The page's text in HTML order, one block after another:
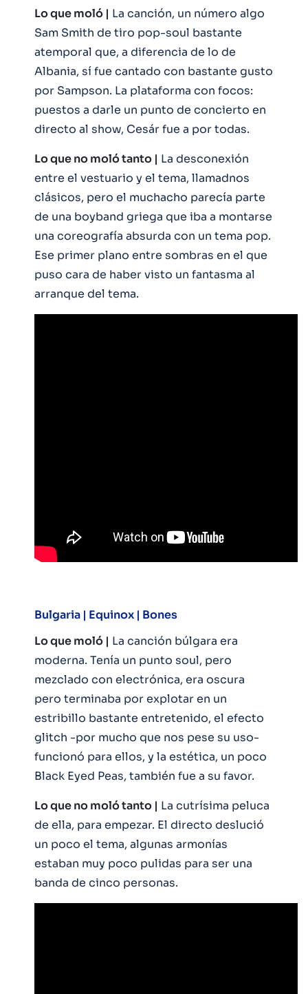
Lo que moló | La canción, un número algo
Sam Smith de tiro pop-soul bastante
atemporal que, a diferencia de lo de
Albania, sí fue cantado con bastante gusto
por Sampson. La plataforma con focos:
puestos a darle un punto de concierto en
directo al show, Cesár fue a por todas.
Lo que no moló tanto | La desconexión
entre el vestuario y el tema, llamadnos
clásicos, pero el muchacho parecía parte
de una boyband griega que iba a montarse
una coreografía absurda con un tema pop.
Ese primer plano entre sombras en el que
puso cara de haber visto un fantasma al
arranque del tema.
Bulgaria | Equinox | Bones
Lo que moló | La canción búlgara era
moderna. Tenía un punto soul, pero
mezclado con electrónica, era oscura
pero terminaba por explotar en un
estribillo bastante entretenido, el efecto
glitch -por mucho que nos pese su uso-
funcionó para ellos, y la estética, un poco
Black Eyed Peas, también fue a su favor.
Lo que no moló tanto | La cutrísima peluca
de ella, para empezar. El directo deslució
un poco el tema, algunas armonías
estaban muy poco pulidas para ser una
banda de cinco personas.